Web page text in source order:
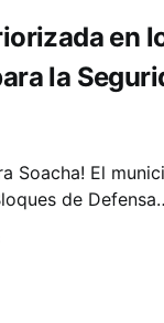
en
la
Soacha! El
de